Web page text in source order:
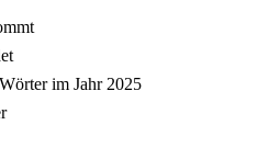
im Jahr 2025